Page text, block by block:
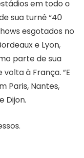
em todo o
sua turnê “40
esgotados no
e Lyon,
parte de sua
à França. ”E
Paris, Nantes,
Dijon.